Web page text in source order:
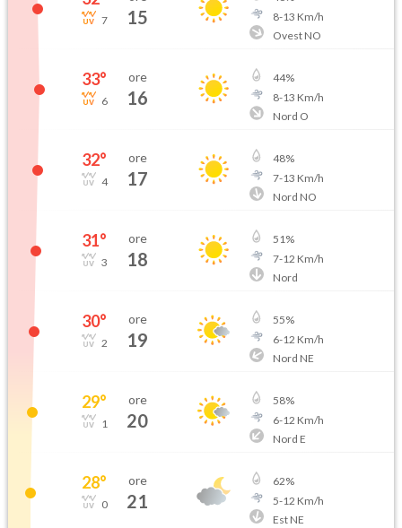
7 15
8-13 Km/h
Ovest NO
33°
6
ore
16
44%
8-13 Km/h
Nord O
32°
4
ore
17
48%
7-13 Km/h
Nord NO
31°
3
ore
18
51%
7-12 Km/h
Nord
30°
2
ore
19
55%
6-12 Km/h
Nord NE
29°
1
ore
20
58%
6-12 Km/h
Nord E
28°
0
ore
21
62%
5-12 Km/h
Est NE